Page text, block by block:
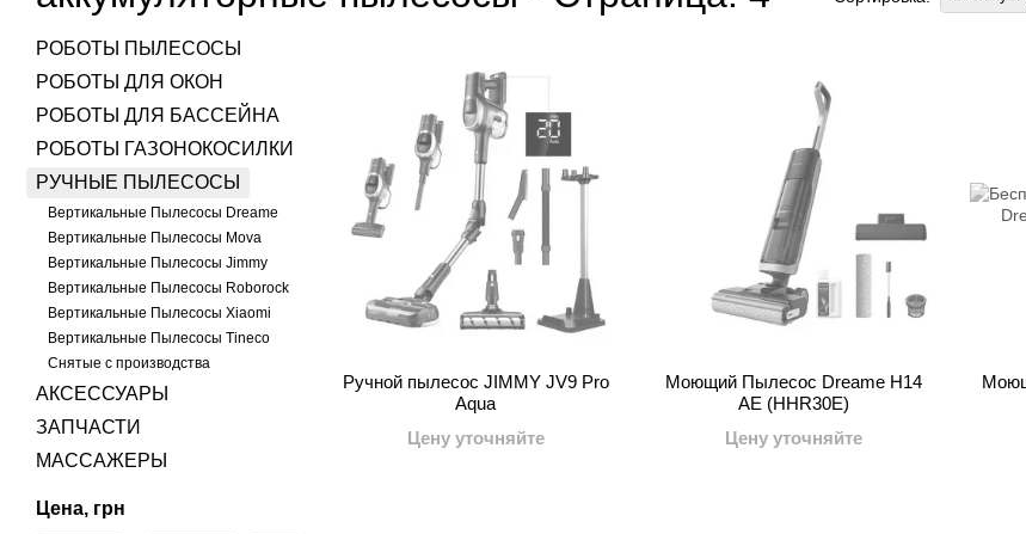
Ручной пылесос JIMMY JV9 Pro
Aqua
Цену уточняйте
Моющий Пылесос Dreame H14
AE (HHR30E)
Цену уточняйте
РОБОТЫ ПЫЛЕСОСЫ
РОБОТЫ ДЛЯ ОКОН
РОБОТЫ ДЛЯ БАССЕЙНА
РОБОТЫ ГАЗОНОКОСИЛКИ
РУЧНЫЕ ПЫЛЕСОСЫ
Вертикальные Пылесосы Dreame
Вертикальные Пылесосы Mova
Вертикальные Пылесосы Jimmy
Вертикальные Пылесосы Roborock
Вертикальные Пылесосы Xiaomi
Вертикальные Пылесосы Tineco
Снятые с производства
АКСЕССУАРЫ
ЗАПЧАСТИ
МАССАЖЕРЫ
Цена, грн